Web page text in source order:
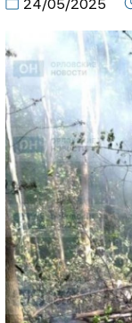
24/05/2025